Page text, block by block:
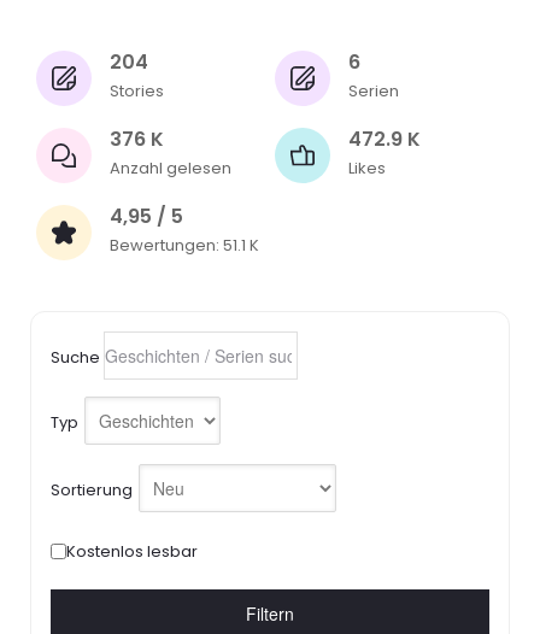
204
Stories
6
Serien
376 K
Anzahl gelesen
472.9 K
Likes
4,95 / 5
Bewertungen: 51.1 K
Suche
Typ
Sortierung
Kostenlos lesbar
Filtern